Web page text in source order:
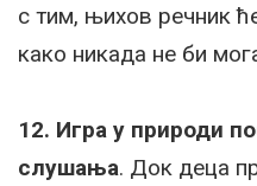
с тим, њихов речник
како никада не би
12. Игра у природи
слушања. Док деца